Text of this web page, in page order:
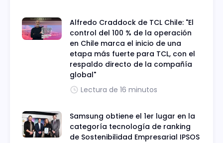
Alfredo Craddock de TCL Chile: "El
control del 100 % de la operación
en Chile marca el inicio de una
etapa más fuerte para TCL, con el
respaldo directo de la compañía
global"
Lectura de 16 minutos
Samsung obtiene el 1er lugar en la
categoría tecnología de ranking
de Sostenibilidad Empresarial IPSOS